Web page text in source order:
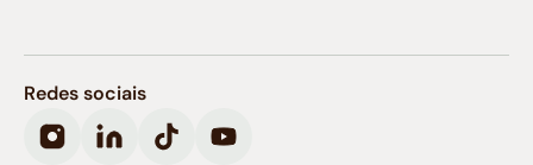
Redes sociais